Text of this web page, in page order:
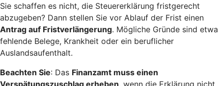
Sie schaffen es nicht, die Steuererklärung fristgerecht
abzugeben? Dann stellen Sie vor Ablauf der Frist einen
Antrag auf Fristverlängerung. Mögliche Gründe sind etwa
fehlende Belege, Krankheit oder ein beruflicher
Auslandsaufenthalt.
Beachten Sie: Das Finanzamt muss einen
Verspätungszuschlag erheben, wenn die Erklärung nicht